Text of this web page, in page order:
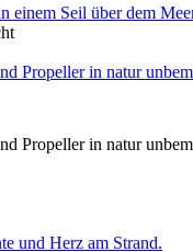
Propeller in natur
Propeller in natur